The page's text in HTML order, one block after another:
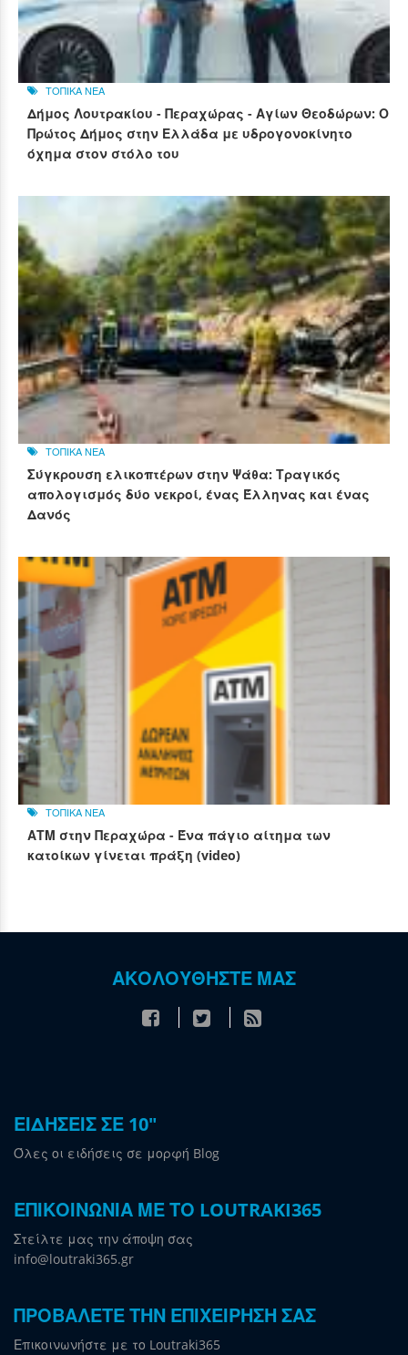
ΤΟΠΙΚΑ ΝΕΑ
Δήμος Λουτρακίου - Περαχώρας - Αγίων Θεοδώρων: Ο
Πρώτος Δήμος στην Ελλάδα με υδρογονοκίνητο
όχημα στον στόλο του
ΤΟΠΙΚΑ ΝΕΑ
Σύγκρουση ελικοπτέρων στην Ψάθα: Τραγικός
απολογισμός δύο νεκροί, ένας Έλληνας και ένας
Δανός
ΤΟΠΙΚΑ ΝΕΑ
ΑΤΜ στην Περαχώρα - Ένα πάγιο αίτημα των
κατοίκων γίνεται πράξη (video)
ΑΚΟΛΟΥΘΗΣΤΕ ΜΑΣ
ΕΙΔΗΣΕΙΣ ΣΕ 10"
Όλες οι ειδήσεις σε μορφή Blog
ΕΠΙΚΟΙΝΩΝΙΑ ΜΕ ΤΟ LOUTRAKI365
Στείλτε μας την άποψη σας
info@loutraki365.gr
ΠΡΟΒΑΛΕΤΕ ΤΗΝ ΕΠΙΧΕΙΡΗΣΗ ΣΑΣ
Επικοινωνήστε με το Loutraki365